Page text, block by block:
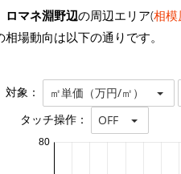
ロマネ淵野辺の周辺エリア(相模
相場動向は以下の通りです。
対象： ㎡単価（万円/㎡）
タッチ操作： OFF
80